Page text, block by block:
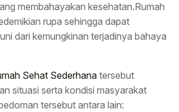
membahayakan kesehatan.Rumah
rupa sehingga dapat
dari kemungkinan terjadinya bahaya
Sehat Sederhana tersebut
situasi serta kondisi masyarakat
tersebut antara lain: